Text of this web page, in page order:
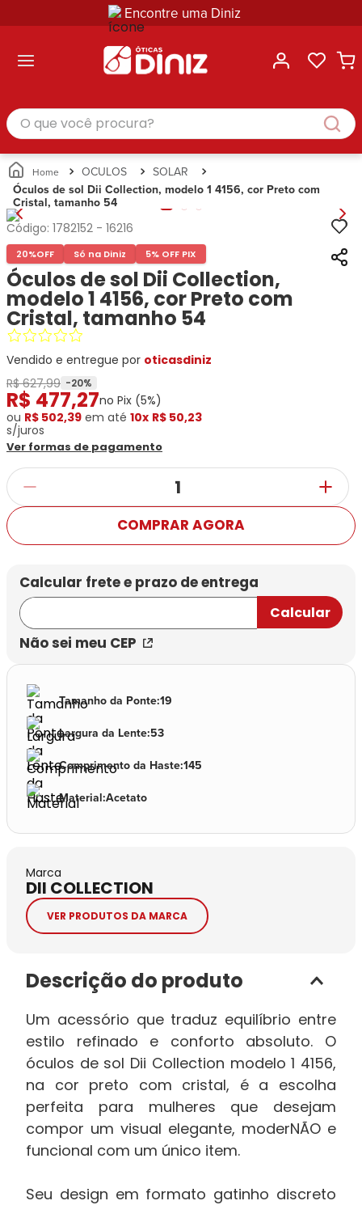
Encontre uma Diniz
Masculino
Feminino
Infantil
Unissex
Busque
Por
Marcas
Ana
Hickmann
Bulget
Miu-
Miu
Guess
Lacoste
Ray-
Ban
Todas
as
Marcas
Marcas
Exclusivas
Dii
Collection
Todas
Categorias
Masculino
Feminino
Infantil
Unissex
Busque
Por
Marcas
Ray-
Ban
Prada
Ana
Hickmann
Tecnol
Miu-
Miu
Polaroid
Vogue
Todas
as
Marcas
Marcas
Exclusivas
Ono
Exclusivas
Correntes
para
Óculos
Estojos
para
Óculos
Soluções
e
Cuidados
Busque
Ray-
Ban
Prada
Exchange
Tommy
Hilfiger
Ana
Hickmann
Guess
Speedo
Atittude
Bulget
Todas
as
Marcas
Marcas
Exclusivas
Dii
Exclusivas
Categoria
Armações
de Óculos
Óculos
de Sol
Corrente
para
Estojo
para
Óculos
Gênero
Masculino
Feminino
Infantil
Unissex
Marcas
Exclusivas
Dii
Collection
DNZ
Hit
Ono
O que você procura?
OCULOS
SOLAR
Óculos de sol Dii Collection, modelo 1 4156, cor Preto com
Cristal, tamanho 54
Código: 1782152 - 16216
20%OFF Só na Diniz 5% OFF PIX
Óculos de sol Dii Collection,
modelo 1 4156, cor Preto com
Cristal, tamanho 54
Vendido e entregue por oticasdiniz
R$ 627,99 -20%
R$ 477,27no Pix (5%)
ou R$ 502,39 em até 10x R$ 50,23
s/juros
Ver formas de pagamento
COMPRAR AGORA
Não sei meu CEP
Tamanho da Ponte:19
Largura da Lente:53
Comprimento da Haste:145
Material:Acetato
Marca
DII COLLECTION
VER PRODUTOS DA MARCA
Descrição do produto
Um acessório que traduz equilíbrio entre
estilo refinado e conforto absoluto. O
óculos de sol Dii Collection modelo 1 4156,
na cor preto com cristal, é a escolha
perfeita para mulheres que desejam
compor um visual elegante, moderNÃO e
funcional com um único item.
Seu design em formato gatinho discreto